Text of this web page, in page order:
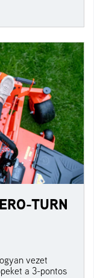
TURN
vezet
a 3-pontos